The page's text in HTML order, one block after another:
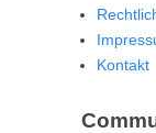
Kontakt